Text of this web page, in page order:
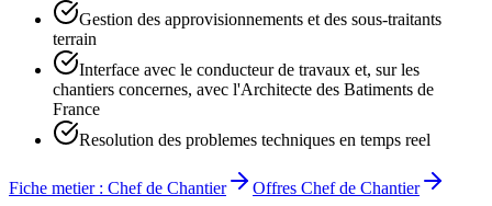
Gestion des approvisionnements et des sous-traitants
terrain
Interface avec le conducteur de travaux et, sur les
chantiers concernes, avec l'Architecte des Batiments de
France
Resolution des problemes techniques en temps reel
Fiche metier : Chef de Chantier Offres Chef de Chantier